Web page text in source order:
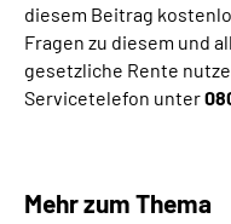
diesem Beitrag
Fragen zu diesem und
gesetzliche Rente
Servicetelefon unter
Mehr zum Thema